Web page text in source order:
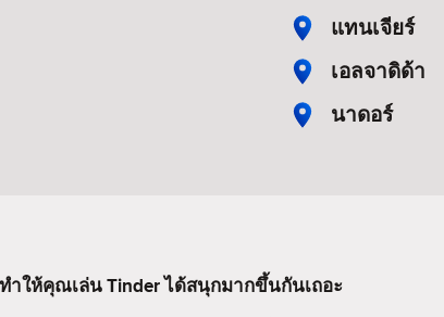
แทนเจียร์
เอลจาดิด้า
นาดอร์
ำให้คุณเล่น Tinder ได้สนุกมากขึ้นกันเถอะ